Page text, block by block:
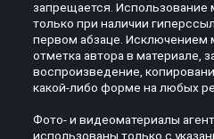
запрещается. Использование
только при наличии
первом абзаце. Исключением
отметка автора в материале,
воспроизведение,
какой-либо форме на любых
Фото- и видеоматериалы
использованы только с